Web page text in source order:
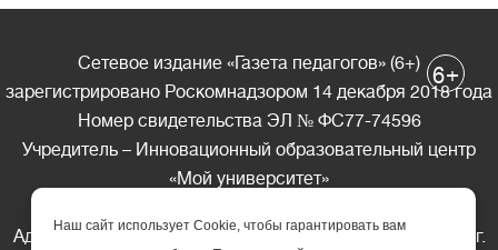
Сетевое издание «Газета педагогов» (6+)
зарегистрировано Роскомнадзором 14 декабря 2018 года
Номер свидетельства ЭЛ № ФС77-74596
Учредитель – Инновационный образовательный центр
«Мой университет»
Адрес редакции: 185035 Россия, Республика Карелия, г.
6+
Наш сайт использует Cookie, чтобы гарантировать вам